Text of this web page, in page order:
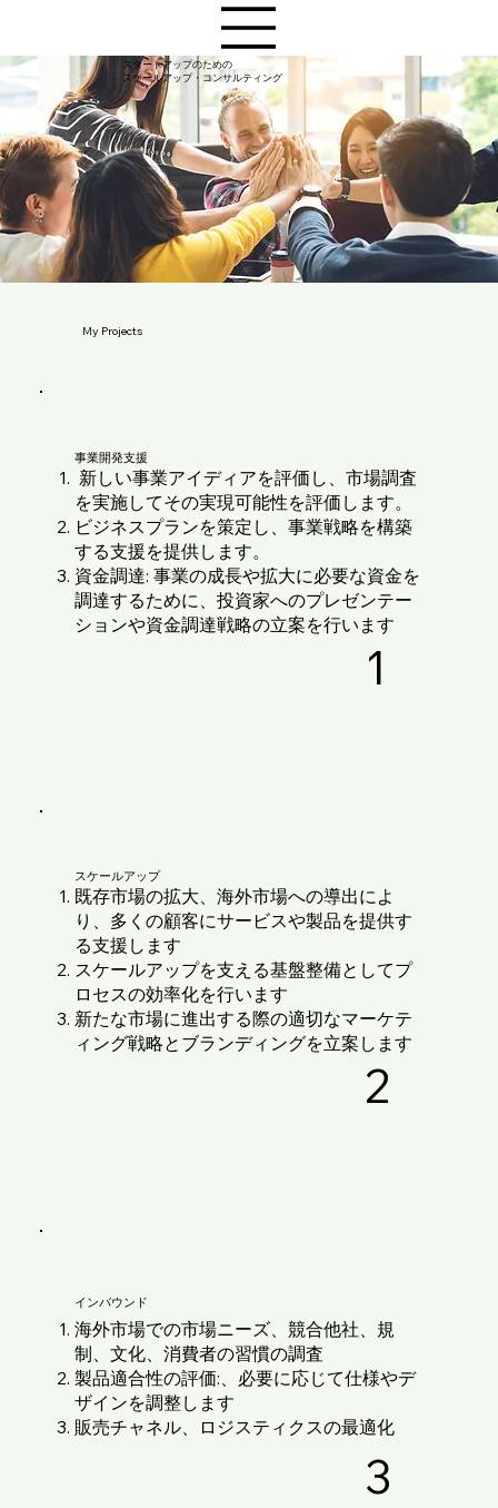
スタートアップのための
​スケールアップ・コンサルティング
My Projects
新しい事業アイディアを評価し、市場調査
を実施してその実現可能性を評価します。
ビジネスプランを策定し、事業戦略を構築
する支援を提供します。
資金調達: 事業の成長や拡大に必要な資金を
調達するために、投資家へのプレゼンテー
ションや資金調達戦略の立案を行います
​事業開発支援
1
海外市場での市場ニーズ、競合他社、規
制、文化、消費者の習慣の調査
製品適合性の評価:、必要に応じて仕様やデ
ザインを調整します
販売チャネル、ロジスティクス​の最適化
インバウンド
3
既存市場の拡大、海外市場への導出によ
り、多くの顧客にサービスや製品を提供す
る支援します
スケールアップを支える基盤整備としてプ
ロセスの効率化を行います
新たな市場に進出する際の適切なマーケテ
ィング戦略とブランディングを立案します
スケールアップ
2